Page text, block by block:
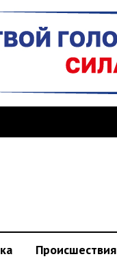
Происшествия